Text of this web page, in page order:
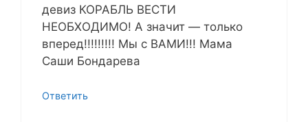
девиз КОРАБЛЬ ВЕСТИ
НЕОБХОДИМО! А значит — только
вперед!!!!!!!!! Мы с ВАМИ!!! Мама
Саши Бондарева
Ответить